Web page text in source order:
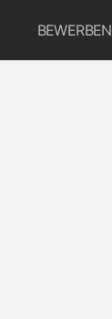
BEWERBEN